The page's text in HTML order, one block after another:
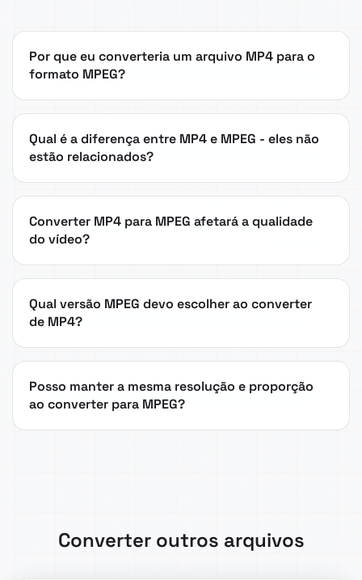
Por que eu converteria um arquivo MP4 para o
formato MPEG?
Qual é a diferença entre MP4 e MPEG - eles não
estão relacionados?
Converter MP4 para MPEG afetará a qualidade
do vídeo?
Qual versão MPEG devo escolher ao converter
de MP4?
Posso manter a mesma resolução e proporção
ao converter para MPEG?
Converter outros arquivos